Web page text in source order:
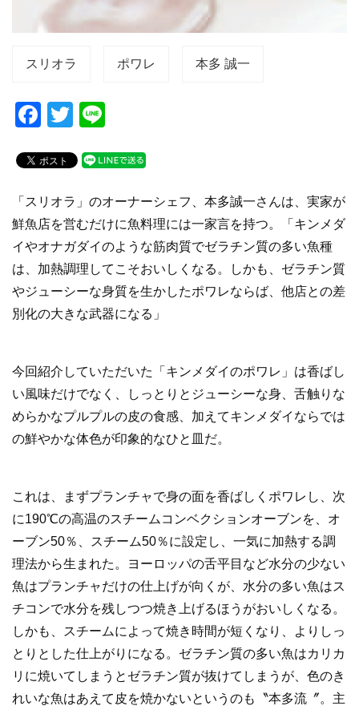
スリオラ ポワレ 本多 誠一
F
c
e
b
o
o
k
T
tt
er
e
「スリオラ」のオーナーシェフ、本多誠一さんは、実家が
鮮魚店を営むだけに魚料理には一家言を持つ。「キンメダ
イやオナガダイのような筋肉質でゼラチン質の多い魚種
は、加熱調理してこそおいしくなる。しかも、ゼラチン質
やジューシーな身質を生かしたポワレならば、他店との差
別化の大きな武器になる」
今回紹介していただいた「キンメダイのポワレ」は香ばし
い風味だけでなく、しっとりとジューシーな身、舌触りな
めらかなプルプルの皮の食感、加えてキンメダイならでは
の鮮やかな体色が印象的なひと皿だ。
これは、まずプランチャで身の面を香ばしくポワレし、次
に190℃の高温のスチームコンベクションオーブンを、オ
ーブン50％、スチーム50％に設定し、一気に加熱する調
理法から生まれた。ヨーロッパの舌平目など水分の少ない
魚はプランチャだけの仕上げが向くが、水分の多い魚はス
チコンで水分を残しつつ焼き上げるほうがおいしくなる。
しかも、スチームによって焼き時間が短くなり、よりしっ
とりとした仕上がりになる。ゼラチン質の多い魚はカリカ
リに焼いてしまうとゼラチン質が抜けてしまうが、色のき
れいな魚はあえて皮を焼かないというのも〝本多流〞。主